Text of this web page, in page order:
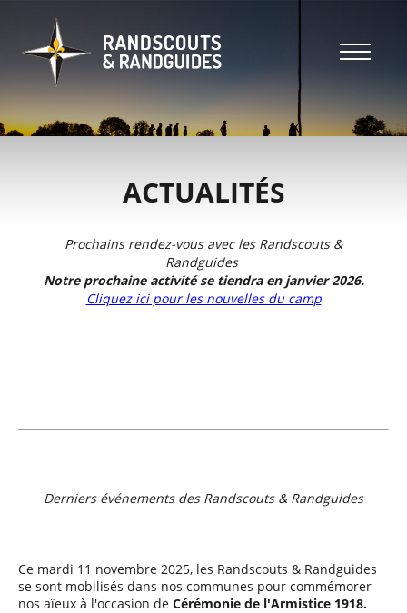
contenu
principal
Header
Main
navigation
Header
ACTUALITÉS
Prochains rendez-vous avec les Randscouts &
Randguides
Notre prochaine activité se tiendra en janvier 2026.
Cliquez ici pour les nouvelles du camp
Derniers événements des Randscouts & Randguides
Ce mardi 11 novembre 2025, les Randscouts & Randguides
se sont mobilisés dans nos communes pour commémorer
nos aïeux à l'occasion de Cérémonie de l'Armistice 1918.